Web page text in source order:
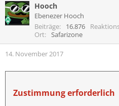
k
t
i
n
e
:
Hooch
Ebenezer Hooch
Beiträge
16.876
Ort
Safarizone
14. November 2017
Zustimmung erforderlich